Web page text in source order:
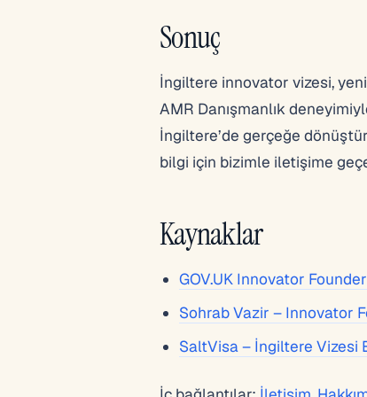
Sonuç
İngiltere innovator vizesi,
AMR Danışmanlık
İngiltere’de gerçeğe
bilgi için bizimle iletişime
Kaynaklar
GOV.UK Innovator
Sohrab Vazir – Innovator
SaltVisa – İngiltere Vizesi